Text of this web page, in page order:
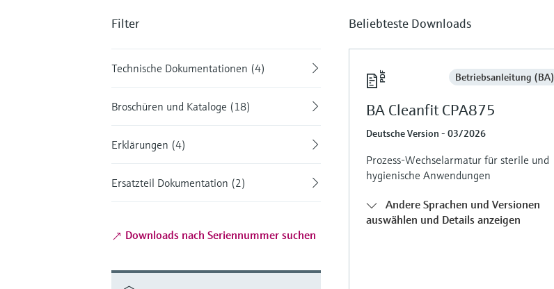
Filter
Technische Dokumentationen (4)
Broschüren und Kataloge (18)
Erklärungen (4)
Ersatzteil Dokumentation (2)
Downloads nach Seriennummer suchen
Beliebteste Downloads
Betriebsanleitung (BA)
BA Cleanfit CPA875
Deutsche Version - 03/2026
Prozess-Wechselarmatur für sterile und
hygienische Anwendungen
Andere Sprachen und Versionen
auswählen und Details anzeigen